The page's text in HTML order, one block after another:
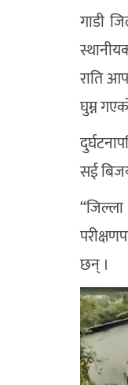
गाडी
राति
घुम्न
सई
छन् ।